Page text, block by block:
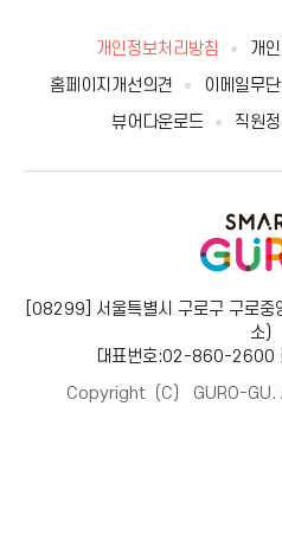
개인정보처리방침
개
홈페이지개선의견
이메일무
뷰어다운로드
직원
[08299] 서울특별시 구로구 구로중
소）
대표번호:02-860-
Copyright（C） GURO-GU.